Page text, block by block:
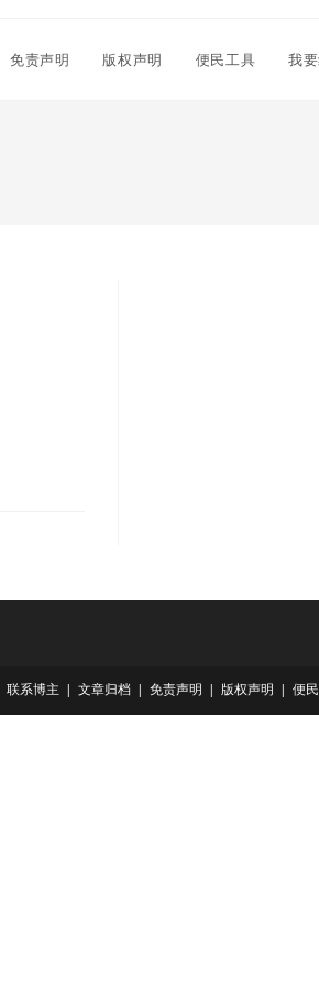
免责声明 版权声明 便民工具 我
联系博主 文章归档 免责声明 版权声明 便